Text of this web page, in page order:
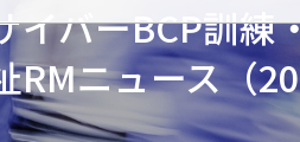
人権・人的資本課題解決支援
全社的リスク管理（ERM）
コンプライアンス・内部統制
イバーBCP訓練
ニュース（